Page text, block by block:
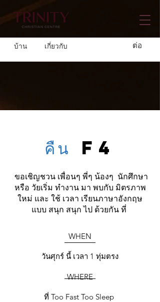
บ้าน เกี่ยวกับ ต่อ
คืน F4
ขอเชิญชวน เพื่อนๆ พี่ๆ น้องๆ นักศึกษา
หรือ วัยเริ่ม ทำงาน มา พบกับ มิตรภาพ
ใหม่ และ ใช้ เวลา เรียนภาษาอังกฤษ
แบบ สนุก สนุก ไป ด้วยกัน ที่
WHEN
วันศุกร์ นี้ เวลา 1 ทุ่มตรง
WHERE
ที่ Too Fast Too Sleep